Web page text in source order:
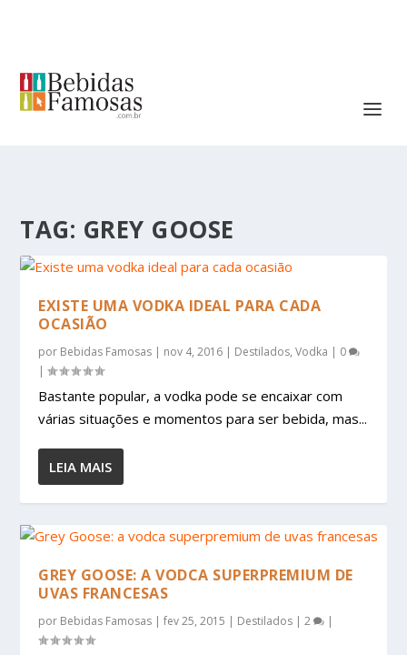
TAG: GREY GOOSE
EXISTE UMA VODKA IDEAL PARA CADA
OCASIÃO
por Bebidas Famosas | nov 4, 2016 | Destilados,Vodka | 0
|
Bastante popular, a vodka pode se encaixar com
várias situações e momentos para ser bebida, mas...
LEIA MAIS
GREY GOOSE: A VODCA SUPERPREMIUM DE
UVAS FRANCESAS
por Bebidas Famosas |fev 25, 2015 | Destilados |2 |